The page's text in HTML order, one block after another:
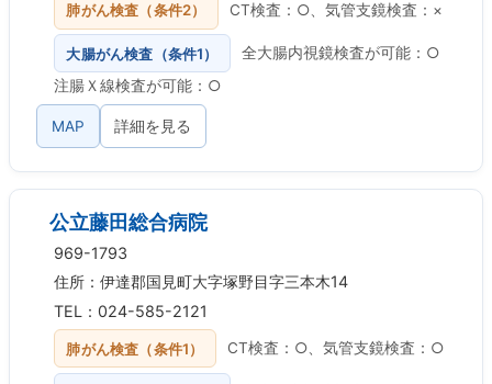
肺がん検査（条件2） CT検査：○、気管支鏡検査：×
大腸がん検査（条件1）
全大腸内視鏡検査が可能：○
注腸Ｘ線検査が可能：○
MAP 詳細を見る
公立藤田総合病院
969-1793
住所：伊達郡国見町大字塚野目字三本木14
TEL：024-585-2121
肺がん検査（条件1） CT検査：○、気管支鏡検査：○